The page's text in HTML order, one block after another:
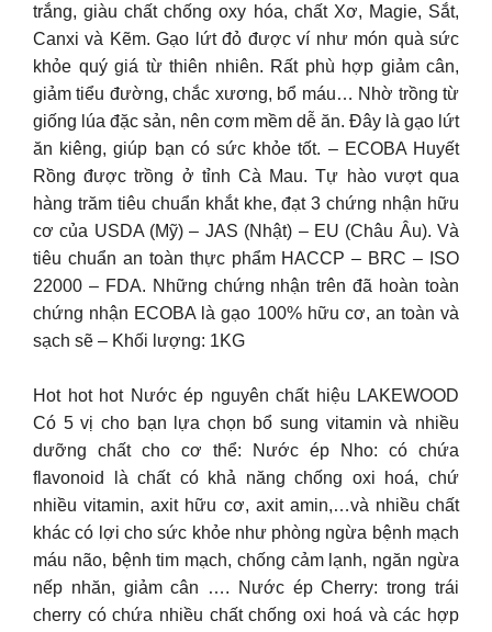
trắng, giàu chất chống oxy hóa, chất Xơ, Magie, Sắt,
Canxi và Kẽm. Gạo lứt đỏ được ví như món quà sức
khỏe quý giá từ thiên nhiên. Rất phù hợp giảm cân,
giảm tiểu đường, chắc xương, bổ máu… Nhờ trồng từ
giống lúa đặc sản, nên cơm mềm dễ ăn. Đây là gạo lứt
ăn kiêng, giúp bạn có sức khỏe tốt. – ECOBA Huyết
Rồng được trồng ở tỉnh Cà Mau. Tự hào vượt qua
hàng trăm tiêu chuẩn khắt khe, đạt 3 chứng nhận hữu
cơ của USDA (Mỹ) – JAS (Nhật) – EU (Châu Âu). Và
tiêu chuẩn an toàn thực phẩm HACCP – BRC – ISO
22000 – FDA. Những chứng nhận trên đã hoàn toàn
chứng nhận ECOBA là gạo 100% hữu cơ, an toàn và
sạch sẽ – Khối lượng: 1KG
Hot hot hot Nước ép nguyên chất hiệu LAKEWOOD
Có 5 vị cho bạn lựa chọn bổ sung vitamin và nhiều
dưỡng chất cho cơ thể: Nước ép Nho: có chứa
flavonoid là chất có khả năng chống oxi hoá, chứ
nhiều vitamin, axit hữu cơ, axit amin,…và nhiều chất
khác có lợi cho sức khỏe như phòng ngừa bệnh mạch
máu não, bệnh tim mạch, chống cảm lạnh, ngăn ngừa
nếp nhăn, giảm cân …. Nước ép Cherry: trong trái
cherry có chứa nhiều chất chống oxi hoá và các hợp